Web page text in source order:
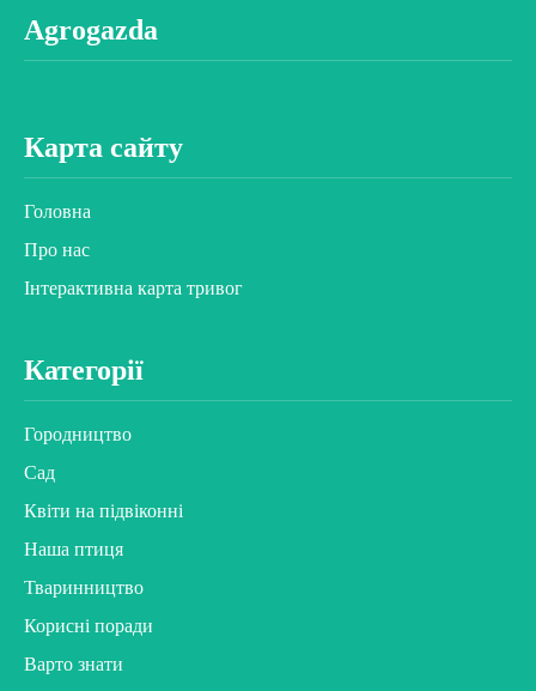
Agrogazda
Карта сайту
Головна
Про нас
Інтерактивна карта тривог
Категорії
Городництво
Сад
Квіти на підвіконні
Наша птиця
Тваринництво
Корисні поради
Варто знати